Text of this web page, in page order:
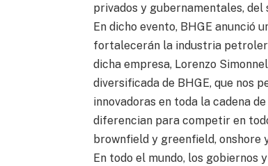
privados y gubernamentales,
En dicho evento, BHGE anunció
fortalecerán la industria
dicha empresa, Lorenzo
diversificada de BHGE, que nos
innovadoras en toda la cadena
diferencian para competir en
brownfield y greenfield, onshore
En todo el mundo, los gobiernos